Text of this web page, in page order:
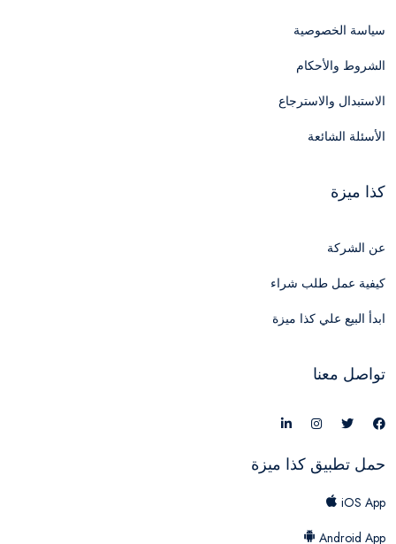
سياسة الخصوصية
الشروط والأحكام
الاستبدال والاسترجاع
الأسئلة الشائعة
كذا ميزة
عن الشركة
كيفية عمل طلب شراء
ابدأ البيع علي كذا ميزة
تواصل معنا
حمل تطبيق كذا ميزة
iOS App
Android App